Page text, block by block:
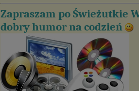
Zapraszam po Świeżutkie
dobry humor na codzień